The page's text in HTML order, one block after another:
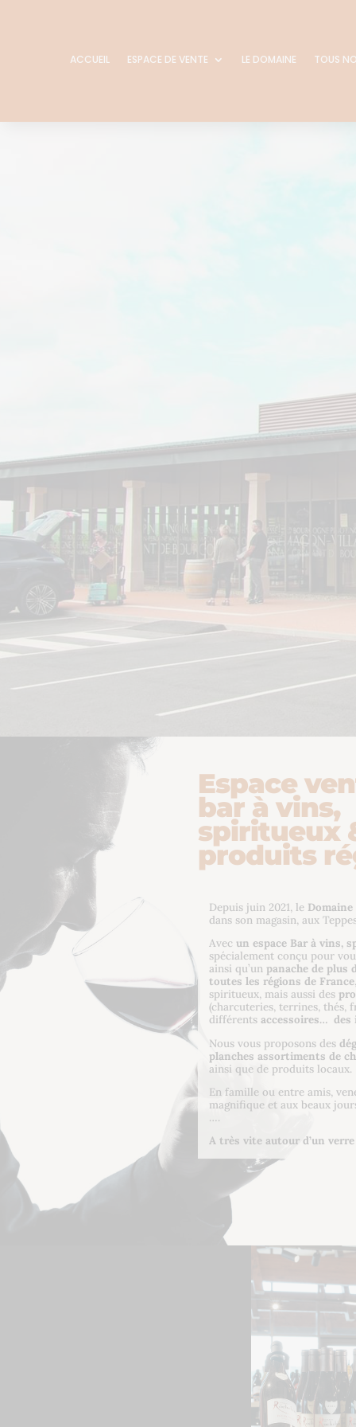
ACCUEIL ESPACE DE VENTE LE DOMAINE TOUS
Espace
bar à vins,
spiritueux
produits
Depuis juin 2021, le
dans son magasin, aux
Avec un espace Bar à vins,
spécialement conçu pour
ainsi qu’un panache de plus
toutes les régions de France
spiritueux, mais aussi des
(charcuteries, terrines, thés,
différentsaccessoires… des
Nous vous proposons des
planches assortiments de
ainsi que de produits locaux.
En famille ou entre amis,
magnifique et aux beaux
….
A très vite autour d’un